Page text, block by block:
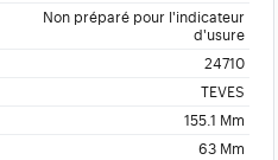
Non préparé pour l'indicateur
d'usure
24710
TEVES
155.1 Mm
63 Mm